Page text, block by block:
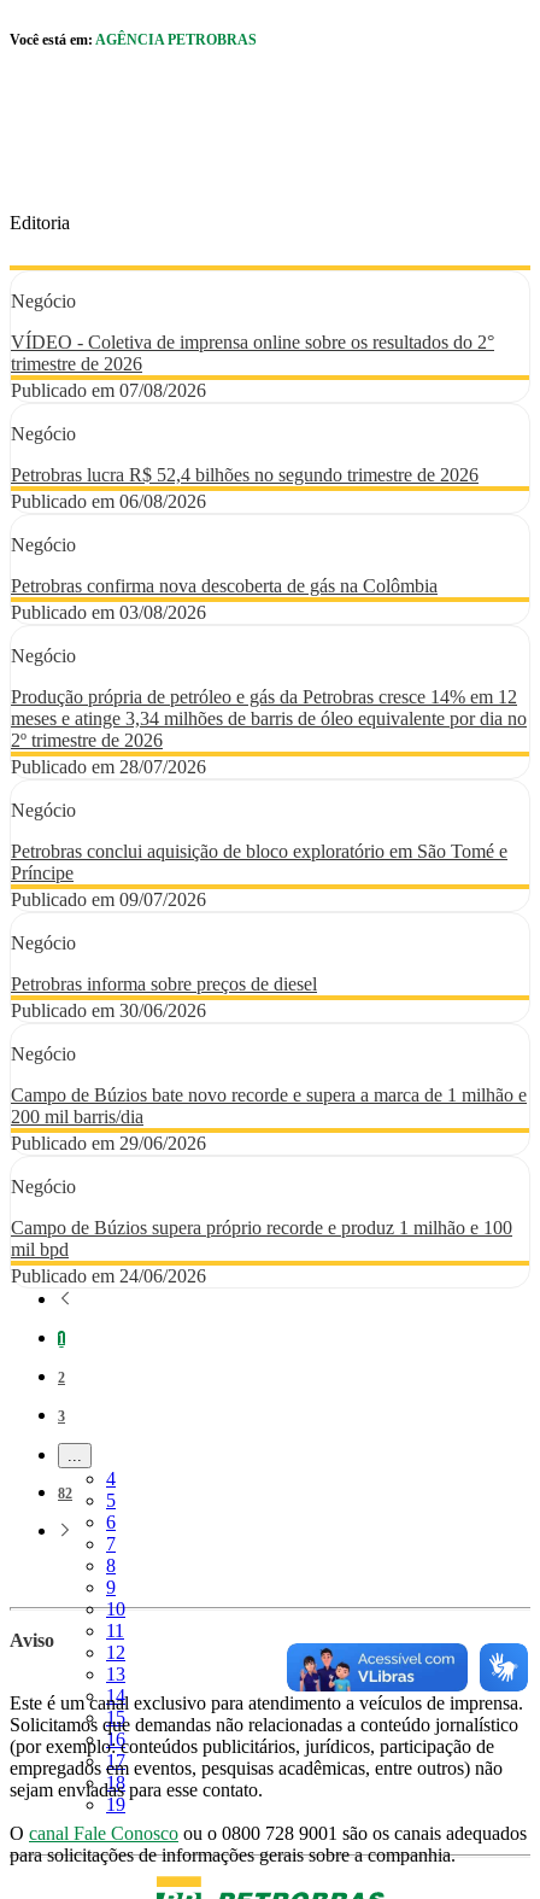
Você está em: AGÊNCIA PETROBRAS
Editoria
Negócio
VÍDEO - Coletiva de imprensa online sobre os resultados do 2°
trimestre de 2026
Publicado em 07/08/2026
Negócio
Petrobras lucra R$ 52,4 bilhões no segundo trimestre de 2026
Publicado em 06/08/2026
Negócio
Petrobras confirma nova descoberta de gás na Colômbia
Publicado em 03/08/2026
Negócio
Produção própria de petróleo e gás da Petrobras cresce 14% em 12
meses e atinge 3,34 milhões de barris de óleo equivalente por dia no
2º trimestre de 2026
Publicado em 28/07/2026
Negócio
Petrobras conclui aquisição de bloco exploratório em São Tomé e
Príncipe
Publicado em 09/07/2026
Negócio
Petrobras informa sobre preços de diesel
Publicado em 30/06/2026
Negócio
Campo de Búzios bate novo recorde e supera a marca de 1 milhão e
200 mil barris/dia
Publicado em 29/06/2026
Negócio
Campo de Búzios supera próprio recorde e produz 1 milhão e 100
mil bpd
Publicado em 24/06/2026
Página
1
Página
2
Página
3
...
Páginas intermediárias Usar ABA para navegar.
Página
4
Página
5
Página
6
Página
7
Página
8
Página
9
Página
10
Página
11
Página
12
Página
13
Página
14
Página
15
Página
16
Página
17
Página
18
Página
19
Página
82
Aviso
Este é um canal exclusivo para atendimento a veículos de imprensa.
Solicitamos que demandas não relacionadas a conteúdo jornalístico
(por exemplo: conteúdos publicitários, jurídicos, participação de
empregados em eventos, pesquisas acadêmicas, entre outros) não
sejam enviadas para esse contato.
O canal Fale Conosco ou o 0800 728 9001 são os canais adequados
para solicitações de informações gerais sobre a companhia.
caixa de cookies